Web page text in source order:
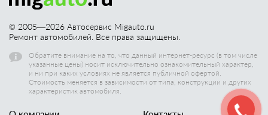
© 2005—2026 Автосервис Migauto.ru
Ремонт автомобилей. Все права защищены.
Обратите внимание на то, что данный интернет-ресурс (в том числе
указанные цены) носит исключительно ознакомительный характер,
и ни при каких условиях не является публичной офертой.
Стоимость меняется в зависимости от типа, конструкции и других
характеристик автомобиля.